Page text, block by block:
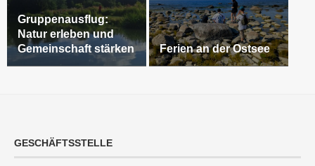
Gruppenausflug:
Natur erleben und
Gemeinschaft stärken
Ferien an der Ostsee
GESCHÄFTSSTELLE